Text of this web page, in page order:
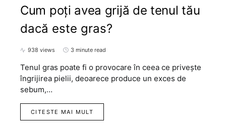
Cum poți avea grijă de tenul tău
dacă este gras?
938 views 3 minute read
Tenul gras poate fi o provocare în ceea ce privește
îngrijirea pielii, deoarece produce un exces de
sebum,…
CITESTE MAI MULT